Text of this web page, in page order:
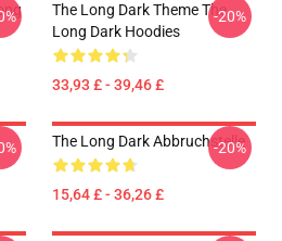
The Long Dark Theme The
Long Dark Hoodies
33,93 £ - 39,46 £
-20%
The Long Dark Abbruchstelle
15,64 £ - 36,26 £
-20%